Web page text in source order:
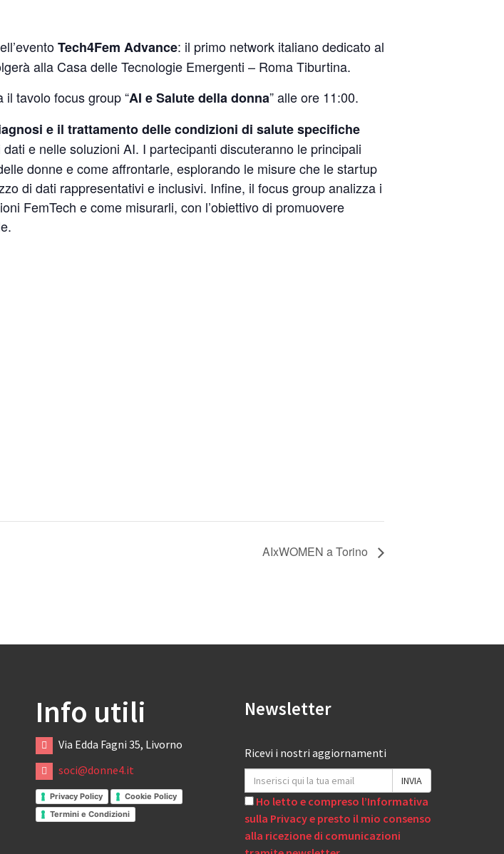
Tech4Fem Advance: il primo network italiano dedicato al
alla Casa delle Tecnologie Emergenti – Roma Tiburtina.
il tavolo focus group “AI e Salute della donna” alle ore 11:00.
e il trattamento delle condizioni di salute specifiche
e nelle soluzioni AI. I partecipanti discuteranno le principali
donne e come affrontarle, esplorando le misure che le startup
di dati rappresentativi e inclusivi. Infine, il focus group analizza i
FemTech e come misurarli, con l’obiettivo di promuovere
AIxWOMEN a Torino
Info utili
Via Edda Fagni 35, Livorno
soci@donne4.it
Privacy Policy
Cookie Policy
Termini e Condizioni
Newsletter
Ricevi i nostri aggiornamenti
Ho letto e compreso l’Informativa
sulla Privacy e presto il mio consenso
alla ricezione di comunicazioni